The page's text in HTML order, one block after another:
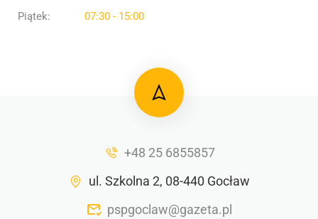
Piątek: 07:30 - 15:00
+48 25 6855857
ul. Szkolna 2, 08-440 Gocław
pspgoclaw@gazeta.pl